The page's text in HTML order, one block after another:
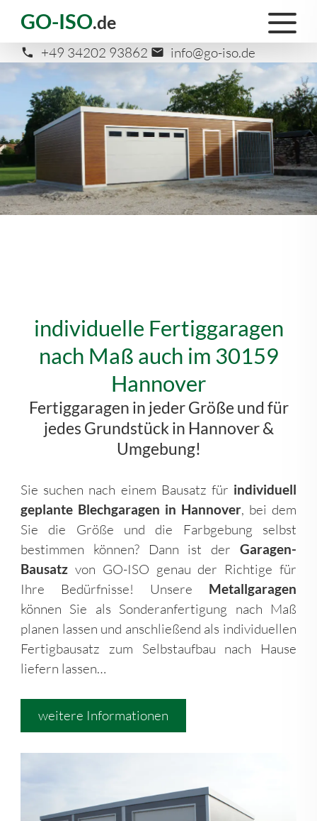
GO-ISO.de
+49 34202 93862 info@go-iso.de
individuelle Fertiggaragen
nach Maß auch im 30159
Hannover
Fertiggaragen in jeder Größe und für
jedes Grundstück in Hannover &
Umgebung!
Sie suchen nach einem Bausatz für individuell
geplante Blechgaragen in Hannover, bei dem
Sie die Größe und die Farbgebung selbst
bestimmen können? Dann ist derGaragen-
Bausatzvon GO-ISO genau der Richtige für
Ihre Bedürfnisse! Unsere Metallgaragen
können Sie als Sonderanfertigung nach Maß
planen lassen und anschließend als individuellen
Fertigbausatz zum Selbstaufbau nach Hause
liefern lassen…
weitere Informationen